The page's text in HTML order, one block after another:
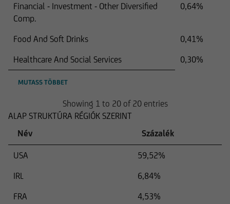
Financial - Investment - Other Diversified
Comp.
0,64%
Food And Soft Drinks
0,41%
Healthcare And Social Services
0,30%
MUTASS TÖBBET
Showing 1 to 20 of 20 entries
ALAP STRUKTÚRA RÉGIÓK SZERINT
Név
Százalék
USA
59,52%
IRL
6,84%
FRA
4,53%